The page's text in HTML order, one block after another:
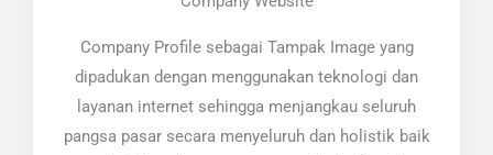
Company Profile sebagai Tampak Image yang
dipadukan dengan menggunakan teknologi dan
layanan internet sehingga menjangkau seluruh
pangsa pasar secara menyeluruh dan holistik baik